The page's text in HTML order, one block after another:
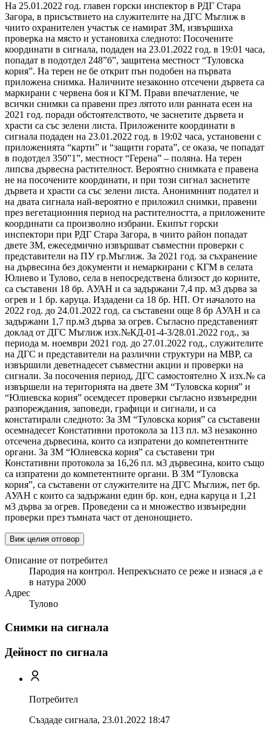
На 25.01.2022 год. главен горски инспектор в РДГ Стара
Загора, в присъствието на служителите на ДГС Мъглиж в
чиито охранителен участък се намират ЗМ, извършиха
проверка на място и установиха следното: Посочените
координати в сигнала, подаден на 23.01.2022 год. в 19:01 часа,
попадат в подотдел 248”б”, защитена местност “Туловска
кория”. На терен не бе открит пън подобен на първата
приложена снимка. Наличните незаконно отсечени дървета са
маркирани с червена боя и КГМ. Прави впечатление, че
всички снимки са правени през лятото или ранната есен на
2021 год. поради обстоятелството, че заснетите дървета и
храсти са със зелени листа. Приложените координати в
сигнала подаден на 23.01.2022 год. в 19:02 часа, установени с
приложенията “карти” и “защити гората”, се оказа, че попадат
в подотдел 350”1”, местност “Герена” – поляна. На терен
липсва дървесна растителност. Вероятно снимката е правена
не на посочените координати, и при този сигнал заснетите
дървета и храсти са със зелени листа. Анонимният подател и
на двата сигнала най-вероятно е приложил снимки, правени
през вегетационния период на растителността, а приложените
координати са произволно избрани. Екипът горски
инспектори при РДГ Стара Загора, в чиито район попадат
двете ЗМ, ежеседмично извършват съвместни проверки с
представители на ПУ гр.Мъглиж. За 2021 год. за съхранение
на дървесина без документи и немаркирани с КГМ в селата
Юлиево и Тулово, села в непосредствена близост до кориите,
са съставени 18 бр. АУАН и са задържани 7,4 пр. м3 дърва за
огрев и 1 бр. каруца. Издадени са 18 бр. НП. От началото на
2022 год. до 24.01.2022 год. са съставени още 8 бр АУАН и са
задържани 1,7 пр.м3 дърва за огрев. Съгласно представеният
доклад от ДГС Мъглиж изх.№КД-01-4-3/28.01.2022 год., за
периода м. ноември 2021 год. до 27.01.2022 год., служителите
на ДГС и представители на различни структури на МВР, са
извършили деветнадесет съвместни акции и проверки на
сигнали. За посочения период, ДГС самостоятелно X изх.№ са
извършели на територията на двете ЗМ “Туловска кория” и
“Юлиевска кория” осемдесет проверки съгласно извънредни
разпореждания, заповеди, графици и сигнали, и са
констатирали следното: За ЗМ “Туловска кория” са съставени
осемнадесет Констативни протокола за 113 пл. м3 незаконно
отсечена дървесина, които са изпратени до компетентните
органи. За ЗМ “Юлиевска кория” са съставени три
Констативни протокола за 16,26 пл. м3 дървесина, които също
са изпратени до компетентните органи. В ЗМ “Туловска
кория”, са съставени от служителите на ДГС Мъглиж, пет бр.
АУАН с които са задържани един бр. кон, една каруца и 1,21
м3 дърва за огрев. Проведени са и множество извънредни
проверки през тъмната част от денонощието.
Виж целия отговор
Описание от потребител
Пародия на контрол. Непрекъснато се реже и изнася ,а е
в натура 2000
Адрес
Тулово
Снимки на сигнала
Дейност по сигнала
Потребител
Създаде сигнала, 23.01.2022 18:47